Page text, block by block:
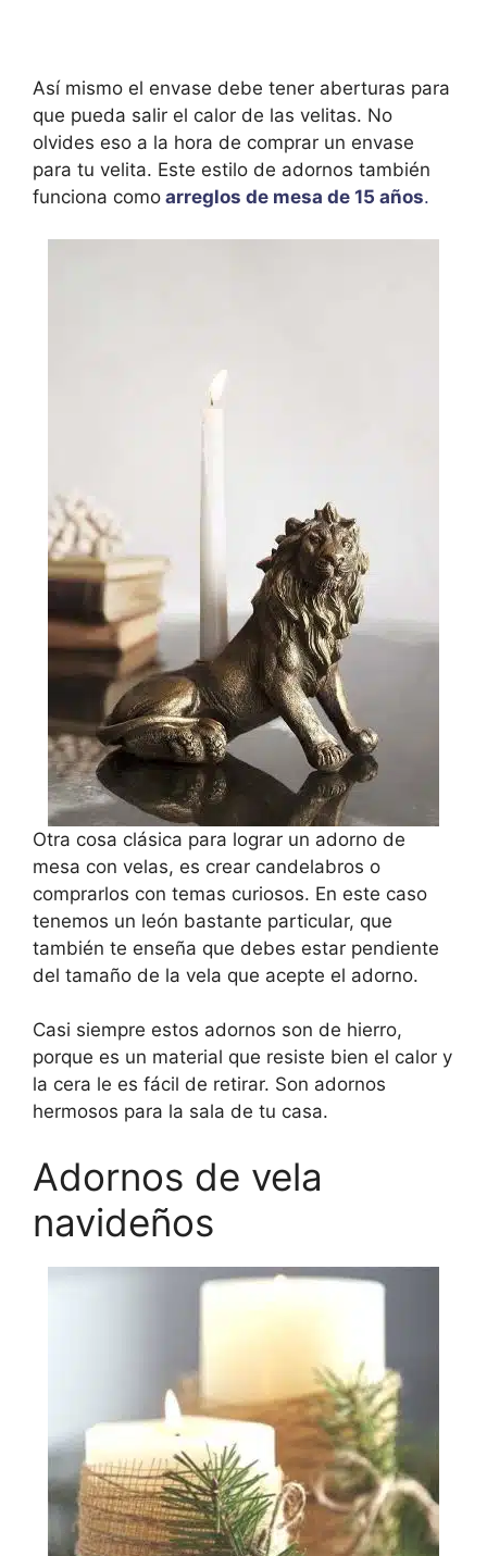
Así mismo el envase debe tener aberturas para
que pueda salir el calor de las velitas. No
olvides eso a la hora de comprar un envase
para tu velita. Este estilo de adornos también
funciona como arreglos de mesa de 15 años.
Otra cosa clásica para lograr un adorno de
mesa con velas, es crear candelabros o
comprarlos con temas curiosos. En este caso
tenemos un león bastante particular, que
también te enseña que debes estar pendiente
del tamaño de la vela que acepte el adorno.
Casi siempre estos adornos son de hierro,
porque es un material que resiste bien el calor y
la cera le es fácil de retirar. Son adornos
hermosos para la sala de tu casa.
Adornos de vela
navideños